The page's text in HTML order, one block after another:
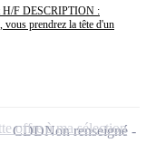
H/F DESCRIPTION :
vous prendrez la tête d'un
CDDNon renseigné
offre à ma sélection